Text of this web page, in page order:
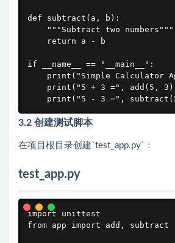
def subtract(a, b):
    """Subtract two numbers"""
    return a - b
if __name__ == "__main__":
print("Simple Calculator
print("5 + 3 =", add(5,
print("5 - 3 =",
3.2 创建测试脚本
在项目根目录创建`test_app.py`：
test_app.py
import unittest
from app import add, subtract